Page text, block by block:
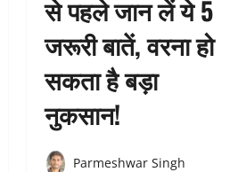
से पहले जान लें ये 5
जरूरी बातें, वरना हो
सकता है बड़ा
नुकसान!
Parmeshwar Singh